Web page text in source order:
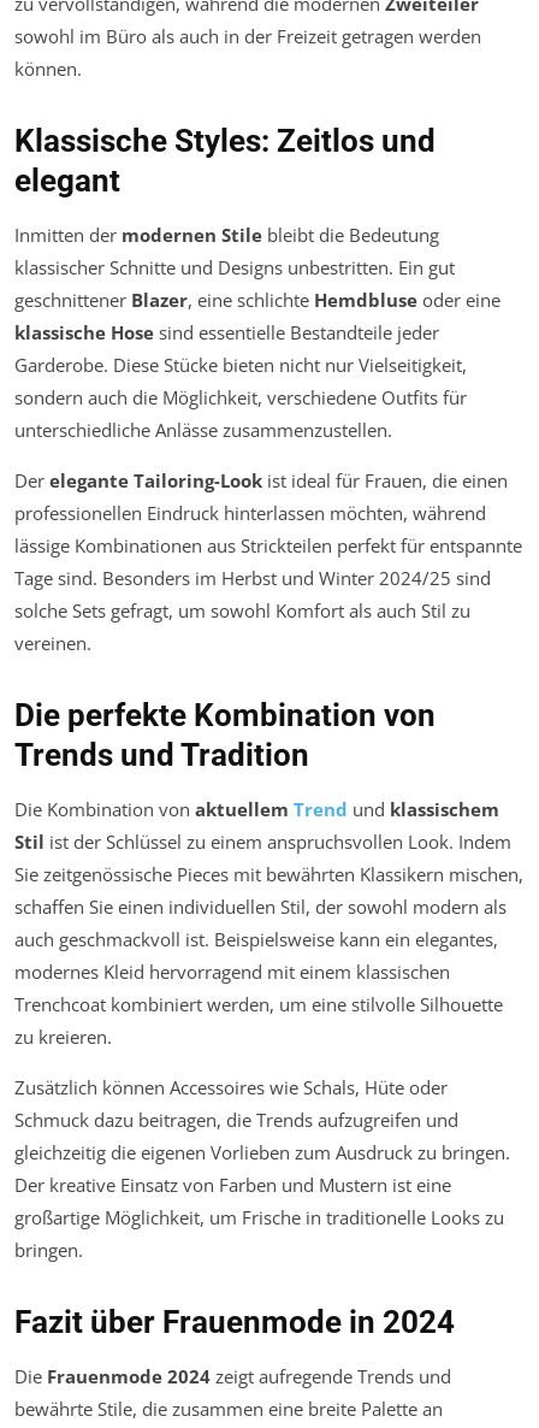
sowohl im Büro als auch in der Freizeit getragen werden
können.
Klassische Styles: Zeitlos und
elegant
Inmitten der modernen Stile bleibt die Bedeutung
klassischer Schnitte und Designs unbestritten. Ein gut
geschnittener Blazer, eine schlichte Hemdbluse oder eine
klassische Hose sind essentielle Bestandteile jeder
Garderobe. Diese Stücke bieten nicht nur Vielseitigkeit,
sondern auch die Möglichkeit, verschiedene Outfits für
unterschiedliche Anlässe zusammenzustellen.
Der elegante Tailoring-Look ist ideal für Frauen, die einen
professionellen Eindruck hinterlassen möchten, während
lässige Kombinationen aus Strickteilen perfekt für entspannte
Tage sind. Besonders im Herbst und Winter 2024/25 sind
solche Sets gefragt, um sowohl Komfort als auch Stil zu
vereinen.
Die perfekte Kombination von
Trends und Tradition
Die Kombination von aktuellem Trend und klassischem
Stil ist der Schlüssel zu einem anspruchsvollen Look. Indem
Sie zeitgenössische Pieces mit bewährten Klassikern mischen,
schaffen Sie einen individuellen Stil, der sowohl modern als
auch geschmackvoll ist. Beispielsweise kann ein elegantes,
modernes Kleid hervorragend mit einem klassischen
Trenchcoat kombiniert werden, um eine stilvolle Silhouette
zu kreieren.
Zusätzlich können Accessoires wie Schals, Hüte oder
Schmuck dazu beitragen, die Trends aufzugreifen und
gleichzeitig die eigenen Vorlieben zum Ausdruck zu bringen.
Der kreative Einsatz von Farben und Mustern ist eine
großartige Möglichkeit, um Frische in traditionelle Looks zu
bringen.
Fazit über Frauenmode in 2024
Die Frauenmode 2024 zeigt aufregende Trends und
bewährte Stile, die zusammen eine breite Palette an